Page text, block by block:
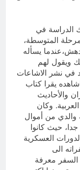
الدراسة في
المتوسطة،
يسأله
ويقول لهم
في نشر الاشاعات
يقرا كتاب
والأحاديث
وكان
والدي من أموال
حيث كانوا
العسكرية
الى
السفر معرفة